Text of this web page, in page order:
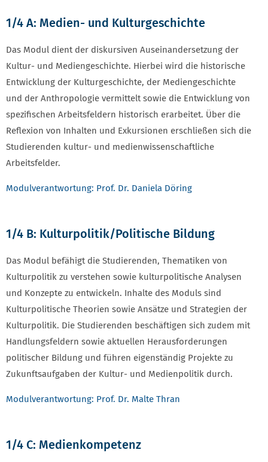
1/4 A: Medien- und Kulturgeschichte
Das Modul dient der diskursiven Auseinandersetzung der
Kultur- und Mediengeschichte. Hierbei wird die historische
Entwicklung der Kulturgeschichte, der Mediengeschichte
und der Anthropologie vermittelt sowie die Entwicklung von
spezifischen Arbeitsfeldern historisch erarbeitet. Über die
Reflexion von Inhalten und Exkursionen erschließen sich die
Studierenden kultur- und medienwissenschaftliche
Arbeitsfelder.
Modulverantwortung: Prof. Dr. Daniela Döring
1/4 B: Kulturpolitik/Politische Bildung
Das Modul befähigt die Studierenden, Thematiken von
Kulturpolitik zu verstehen sowie kulturpolitische Analysen
und Konzepte zu entwickeln. Inhalte des Moduls sind
Kulturpolitische Theorien sowie Ansätze und Strategien der
Kulturpolitik. Die Studierenden beschäftigen sich zudem mit
Handlungsfeldern sowie aktuellen Herausforderungen
politischer Bildung und führen eigenständig Projekte zu
Zukunftsaufgaben der Kultur- und Medienpolitik durch.
Modulverantwortung: Prof. Dr. Malte Thran
1/4 C: Medienkompetenz